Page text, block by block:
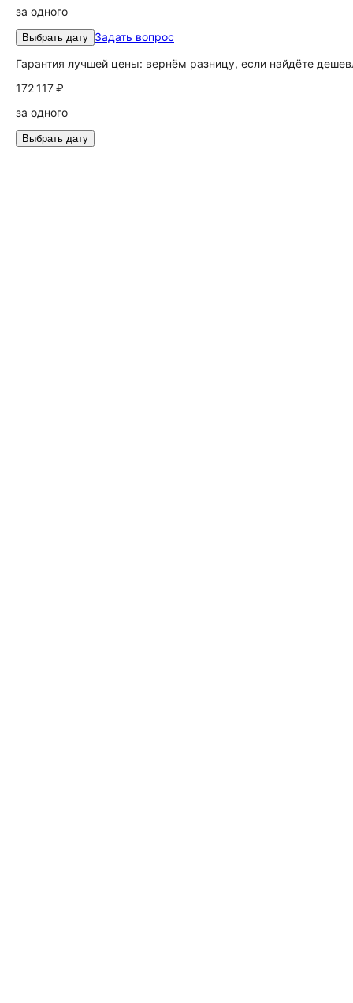
за одного
Выбрать дату Задать вопрос
Гарантия лучшей цены: вернём разницу, если найдёте
172 117 ₽
за одного
Выбрать дату